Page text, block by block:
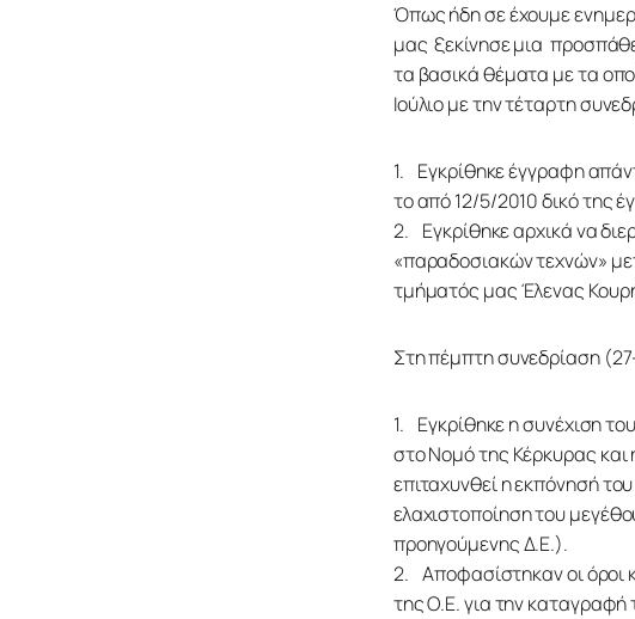
Όπως ήδη σε έχουμε
μας  ξεκίνησε μια
τα βασικά θέματα με τα
Ιούλιο με την τέταρτη
1.    Εγκρίθηκε έγγραφη
το από 12/5/2010 δικό της
2.    Εγκρίθηκε αρχικά να
«παραδοσιακών τεχνών»
τμήματός μας Έλενας
Στη πέμπτη συνεδρίαση
1.    Εγκρίθηκε η
στο Νομό της Κέρκυρας
επιταχυνθεί η εκπόνησή
ελαχιστοποίηση του
προηγούμενης Δ.Ε.).
2.    Αποφασίστηκαν οι
της Ο.Ε. για την